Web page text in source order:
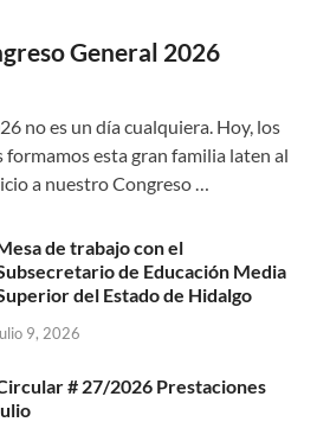
General 2026
no es un día cualquiera. Hoy, los
formamos esta gran familia laten al
a nuestro Congreso …
de trabajo con el
de Educación Media
del Estado de Hidalgo
9, 2026
# 27/2026 Prestaciones